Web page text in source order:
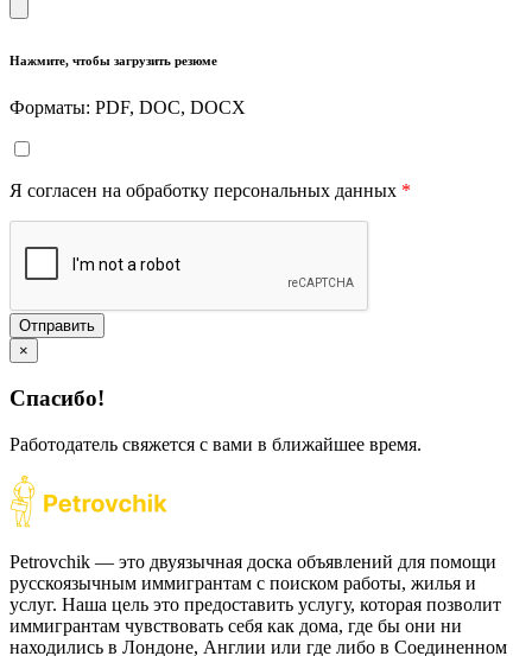
Нажмите, чтобы загрузить резюме
Форматы: PDF, DOC, DOCX
Я согласен на обработку персональных данных *
Отправить
×
Спасибо!
Работодатель свяжется с вами в ближайшее время.
Petrovchik — это двуязычная доска объявлений для помощи
русскоязычным иммигрантам с поиском работы, жилья и
услуг. Наша цель это предоставить услугу, которая позволит
иммигрантам чувствовать себя как дома, где бы они ни
находились в Лондоне, Англии или где либо в Соединенном